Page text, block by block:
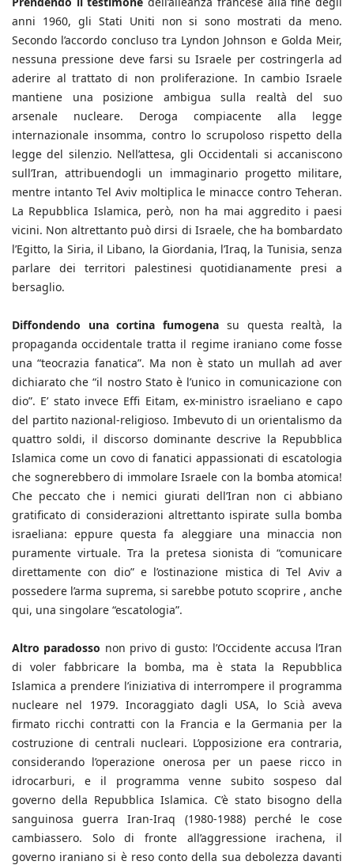
anni 1960, gli Stati Uniti non si sono mostrati da meno.
Secondo l’accordo concluso tra Lyndon Johnson e Golda Meir,
nessuna pressione deve farsi su Israele per costringerla ad
aderire al trattato di non proliferazione. In cambio Israele
mantiene una posizione ambigua sulla realtà del suo
arsenale nucleare. Deroga compiacente alla legge
internazionale insomma, contro lo scrupoloso rispetto della
legge del silenzio. Nell’attesa, gli Occidentali si accaniscono
sull’Iran, attribuendogli un immaginario progetto militare,
mentre intanto Tel Aviv moltiplica le minacce contro Teheran.
La Repubblica Islamica, però, non ha mai aggredito i paesi
vicini. Non altrettanto può dirsi di Israele, che ha bombardato
l’Egitto, la Siria, il Libano, la Giordania, l’Iraq, la Tunisia, senza
parlare dei territori palestinesi quotidianamente presi a
bersaglio.
Diffondendo una cortina fumogena su questa realtà, la
propaganda occidentale tratta il regime iraniano come fosse
una “teocrazia fanatica”. Ma non è stato un mullah ad aver
dichiarato che “il nostro Stato è l’unico in comunicazione con
dio”. E’ stato invece Effi Eitam, ex-ministro israeliano e capo
del partito nazional-religioso. Imbevuto di un orientalismo da
quattro soldi, il discorso dominante descrive la Repubblica
Islamica come un covo di fanatici appassionati di escatologia
che sognerebbero di immolare Israele con la bomba atomica!
Che peccato che i nemici giurati dell’Iran non ci abbiano
gratificato di considerazioni altrettanto ispirate sulla bomba
israeliana: eppure questa fa aleggiare una minaccia non
puramente virtuale. Tra la pretesa sionista di “comunicare
direttamente con dio” e l’ostinazione mistica di Tel Aviv a
possedere l’arma suprema, si sarebbe potuto scoprire , anche
qui, una singolare “escatologia”.
Altro paradosso non privo di gusto: l’Occidente accusa l’Iran
di voler fabbricare la bomba, ma è stata la Repubblica
Islamica a prendere l’iniziativa di interrompere il programma
nucleare nel 1979. Incoraggiato dagli USA, lo Scià aveva
firmato ricchi contratti con la Francia e la Germania per la
costruzione di centrali nucleari. L’opposizione era contraria,
considerando l’operazione onerosa per un paese ricco in
idrocarburi, e il programma venne subito sospeso dal
governo della Repubblica Islamica. C’è stato bisogno della
sanguinosa guerra Iran-Iraq (1980-1988) perché le cose
cambiassero. Solo di fronte all’aggressione irachena, il
governo iraniano si è reso conto della sua debolezza davanti